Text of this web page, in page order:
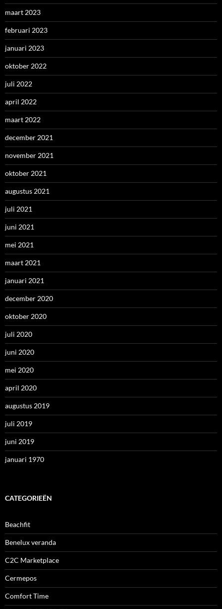
maart 2023
februari 2023
januari 2023
oktober 2022
juli 2022
april 2022
maart 2022
december 2021
november 2021
oktober 2021
augustus 2021
juli 2021
juni 2021
mei 2021
maart 2021
januari 2021
december 2020
oktober 2020
juli 2020
juni 2020
mei 2020
april 2020
augustus 2019
juli 2019
juni 2019
januari 1970
CATEGORIEËN
Beachfit
Benelux veranda
C2C Marketplace
Cermepos
Comfort Time